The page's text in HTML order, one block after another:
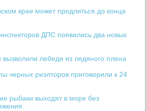
крае может продлиться до конца
ДПС появились два новых
вызволили лебедя из ледяного плена
черных риэлторов приговорили к 24
рыбаки выходят в море без